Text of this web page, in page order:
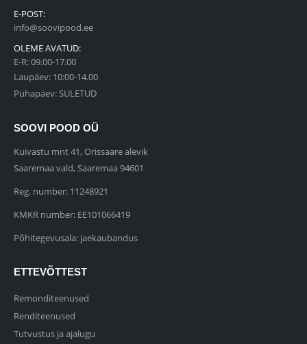
E-POST:
info@soovipood.ee
OLEME AVATUD:
E-R: 09.00-17.00
Laupäev: 10:00-14.00
Pühapäev: SULETUD
SOOVI POOD OÜ
Kuivastu mnt 41, Orissaare alevik
Saaremaa vald, Saaremaa 94601
Reg. number: 11248921
KMKR number: EE101066419
Põhitegevusala: jaekaubandus
ETTEVÕTTEST
Remonditeenused
Renditeenused
Tutvustus ja ajalugu